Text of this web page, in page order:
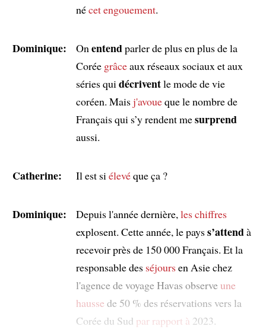
nécet engouement.
Dominique: On entendparler de plus en plus de la
Corée grâceaux réseaux sociaux et aux
séries qui décriventle mode de vie
coréen. Maisj'avoueque le nombre de
Français qui s’y rendent mesurprend
aussi.
Catherine: Il est si élevéque ça ?
Dominique: Depuis l'année dernière, les chiffres
explosent. Cette année, le payss’attendà
recevoir près de 150 000 Français. Et la
responsable des séjoursen Asie chez
l'agence de voyage Havas observeune
hausse de 50 % des réservations vers la
Corée du Sud par rapport à 2023.